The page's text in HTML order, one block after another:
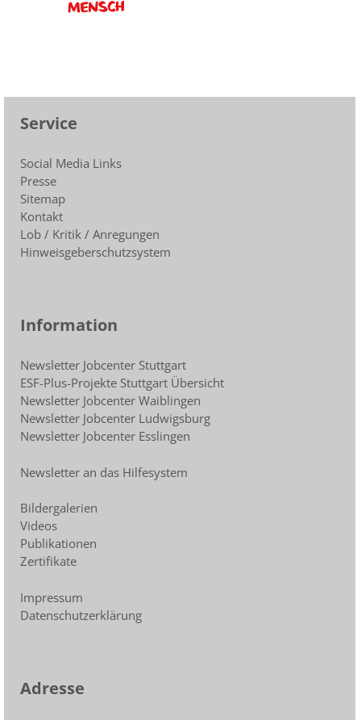
Service
Social Media Links
Presse
Sitemap
Kontakt
Lob / Kritik / Anregungen
Hinweisgeberschutzsystem
Information
Newsletter Jobcenter Stuttgart
ESF-Plus-Projekte Stuttgart Übersicht
Newsletter Jobcenter Waiblingen
Newsletter Jobcenter Ludwigsburg
Newsletter Jobcenter Esslingen
Newsletter an das Hilfesystem
Bildergalerien
Videos
Publikationen
Zertifikate
Impressum
Datenschutzerklärung
Adresse